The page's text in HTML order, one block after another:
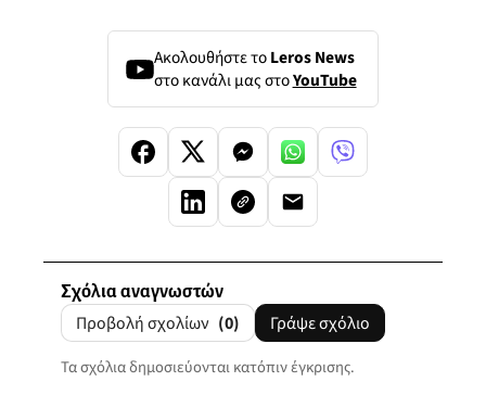
Ακολουθήστε τοLeros News
στο κανάλι μας στοYouTube
Σχόλια αναγνωστών
Προβολή σχολίων (0) Γράψε σχόλιο
Τα σχόλια δημοσιεύονται κατόπιν έγκρισης.